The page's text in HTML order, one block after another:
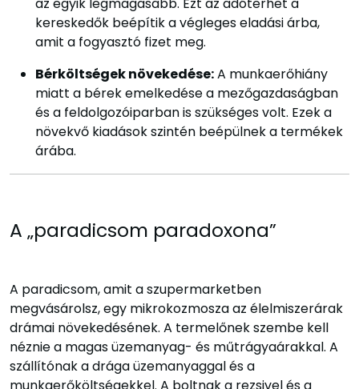
kereskedők beépítik a végleges eladási árba,
amit a fogyasztó fizet meg.
Bérköltségek növekedése:A munkaerőhiány
miatt a bérek emelkedése a mezőgazdaságban
és a feldolgozóiparban is szükséges volt. Ezek a
növekvő kiadások szintén beépülnek a termékek
árába.
A „paradicsom paradoxona”
A paradicsom, amit a szupermarketben
megvásárolsz, egy mikrokozmosza az élelmiszerárak
drámai növekedésének. A termelőnek szembe kell
néznie a magas üzemanyag- és műtrágyaárakkal. A
szállítónak a drága üzemanyaggal és a